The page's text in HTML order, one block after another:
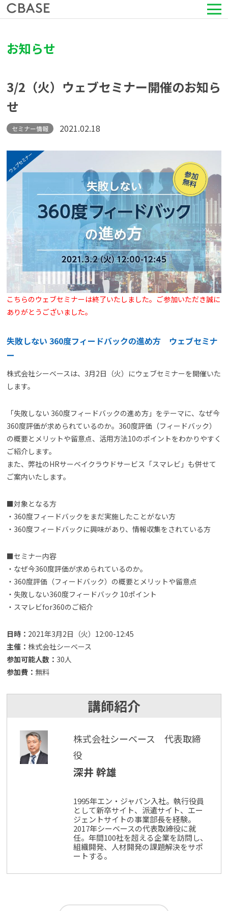
導入事例
セミナー情報
HRコラム
会社情報
よくある質問
資料請求(無料) お見積もり依頼
お知らせ
3/2（火）ウェブセミナー開催のお知ら
せ
セミナー情報 2021.02.18
こちらのウェブセミナーは終了いたしました。ご参加いただき誠に
ありがとうございました。
失敗しない 360度フィードバックの進め方 ウェブセミナ
ー
株式会社シーベースは、3月2日（火）にウェブセミナーを開催いた
します。
「失敗しない 360度フィードバックの進め方」をテーマに、なぜ今
360度評価が求められているのか。360度評価（フィードバック）
の概要とメリットや留意点、活用方法10のポイントをわかりやすく
ご紹介します。
また、弊社のHRサーベイクラウドサービス「スマレビ」も併せて
ご案内いたします。
■対象となる方
・360度フィードバックをまだ実施したことがない方
・360度フィードバックに興味があり、情報収集をされている方
■セミナー内容
・なぜ今360度評価が求められているのか。
・360度評価（フィードバック）の概要とメリットや留意点
・失敗しない360度フィードバック 10ポイント
・スマレビfor360のご紹介
日時： 2021年3月2日（火）12:00-12:45
主催： 株式会社シーベース
参加可能人数： 30人
参加費： 無料
講師紹介
株式会社シーベース 代表取締
役
深井 幹雄
1995年エン・ジャパン入社。執行役員
として新卒サイト、派遣サイト、エー
ジェントサイトの事業部長を経験。
2017年シーベースの代表取締役に就
任。年間100社を超える企業を訪問し、
組織開発、人材開発の課題解決をサポ
ートする。